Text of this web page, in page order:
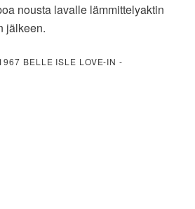
nousta lavalle lämmittelyaktin
jälkeen.
BELLE ISLE LOVE-IN -